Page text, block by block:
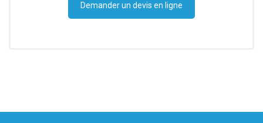
Demander un devis en ligne